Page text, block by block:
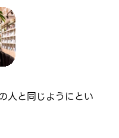
人と同じようにとい